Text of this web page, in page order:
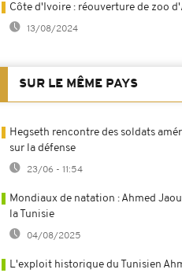
Côte d'Ivoire : réouverture de zoo
13/08/2024
SUR LE MÊME PAYS
Hegseth rencontre des soldats
sur la défense
23/06 - 11:54
Mondiaux de natation : Ahmed
la Tunisie
04/08/2025
L'exploit historique du Tunisien